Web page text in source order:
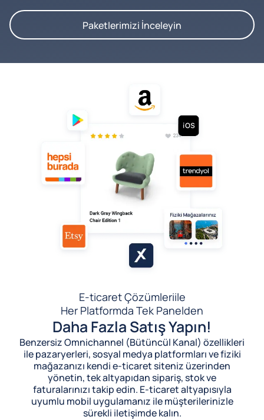
Paketlerimizi İnceleyin
E-ticaret Çözümleriile
Her Platformda Tek Panelden
Daha Fazla Satış Yapın!
Benzersiz Omnichannel (Bütüncül Kanal) özellikleri
ile pazaryerleri, sosyal medya platformları ve fiziki
mağazanızı kendi e-ticaret siteniz üzerinden
yönetin, tek altyapıdan sipariş, stok ve
faturalarınızı takip edin. E-ticaret altyapısıyla
uyumlu mobil uygulamanız ile müşterilerinizle
sürekli iletişimde kalın.